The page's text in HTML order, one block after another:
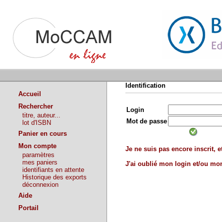
Accueil
Rechercher
titre, auteur...
lot d'ISBN
Panier en cours
Mon compte
paramètres
mes paniers
identifiants en attente
Historique des exports
déconnexion
Aide
Portail
Identification
Login
Mot de passe
Je ne suis pas encore inscrit,
J'ai oublié mon login et/ou